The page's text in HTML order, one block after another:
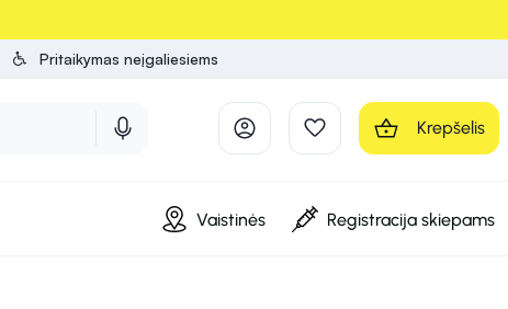
Pritaikymas neįgaliesiems
Krepšelis
Vaistinės Registracija skiepams